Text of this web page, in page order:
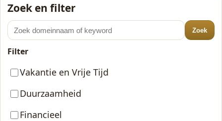
Zoek en filter
Zoek
Filter
Vakantie en Vrije Tijd
Duurzaamheid
Financieel